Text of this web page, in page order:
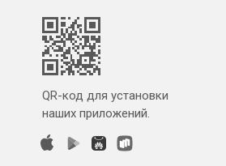
QR-код для установки
наших приложений.